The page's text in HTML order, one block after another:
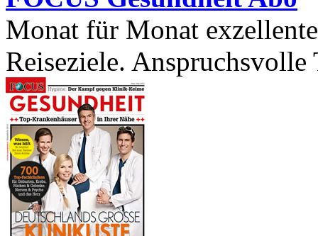
Monat für Monat
Reiseziele.